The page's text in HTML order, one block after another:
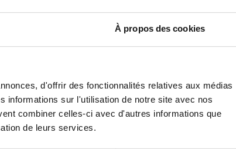
À propos des cookies
d'offrir des fonctionnalités relatives aux médias
informations sur l'utilisation de notre site avec nos
combiner celles-ci avec d'autres informations que
de leurs services.CLIQUEZ POUR TÉLÉCHARGER